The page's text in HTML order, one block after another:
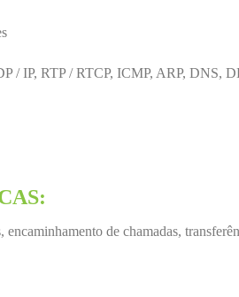
/ IP, RTP / RTCP, ICMP, ARP,
encaminhamento de chamadas,